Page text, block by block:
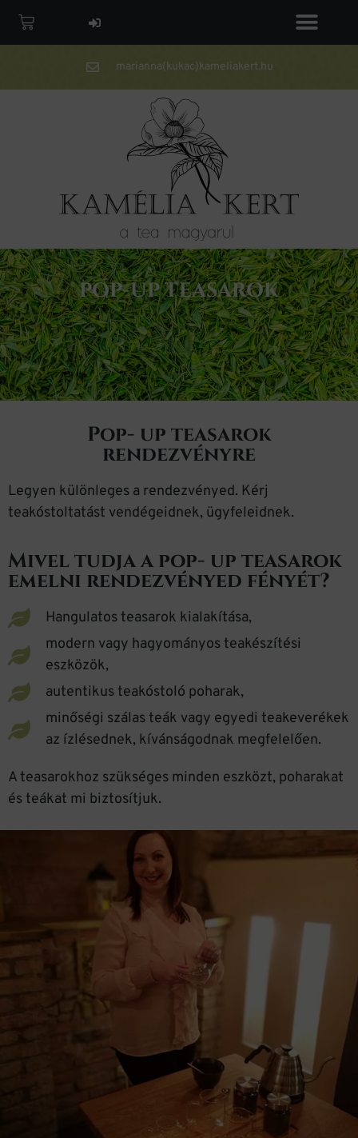
marianna(kukac)kameliakert.hu
POP-UP TEASAROK
Pop- up teasarok
rendezvényre
Legyen különleges a rendezvényed. Kérj
teakóstoltatást vendégeidnek, ügyfeleidnek.
Mivel tudja a pop- up teasarok
emelni rendezvényed fényét?
Hangulatos teasarok kialakítása,
modern vagy hagyományos teakészítési
eszközök,
autentikus teakóstoló poharak,
minőségi szálas teák vagy egyedi teakeverékek
az ízlésednek, kívánságodnak megfelelően.
A teasarokhoz szükséges minden eszközt, poharakat
és teákat mi biztosítjuk.